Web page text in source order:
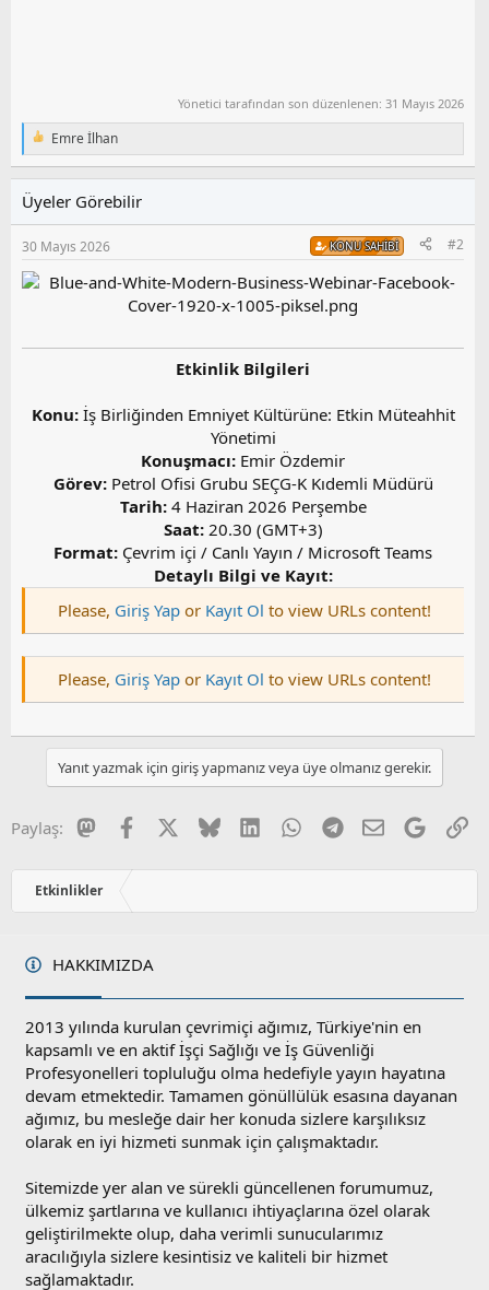
Yönetici tarafından son düzenlenen: 31 Mayıs 2026
T
e
p
k
e
r
:
Emre İlhan
Üyeler Görebilir
30 Mayıs 2026 KONU SAHIBI #2
Etkinlik Bilgileri
Konu:İş Birliğinden Emniyet Kültürüne: Etkin Müteahhit
Yönetimi
Konuşmacı: Emir Özdemir
Görev:Petrol Ofisi Grubu SEÇG-K Kıdemli Müdürü
Tarih:4 Haziran 2026 Perşembe
Saat:20.30 (GMT+3)
Format: Çevrim içi / Canlı Yayın / Microsoft Teams
Detaylı Bilgi ve Kayıt:
Please, Giriş Yap or Kayıt Ol to view URLs content!
Please, Giriş Yap or Kayıt Ol to view URLs content!
Yanıt yazmak için giriş yapmanız veya üye olmanız gerekir.
Paylaş: MastodonFacebook BlueskyLinkedInWhatsAppTelegram
E-postaGoogle
Etkinlikler
HAKKIMIZDA
2013 yılında kurulan çevrimiçi ağımız, Türkiye'nin en
kapsamlı ve en aktif İşçi Sağlığı ve İş Güvenliği
Profesyonelleri topluluğu olma hedefiyle yayın hayatına
devam etmektedir. Tamamen gönüllülük esasına dayanan
ağımız, bu mesleğe dair her konuda sizlere karşılıksız
olarak en iyi hizmeti sunmak için çalışmaktadır.
Sitemizde yer alan ve sürekli güncellenen forumumuz,
ülkemiz şartlarına ve kullanıcı ihtiyaçlarına özel olarak
geliştirilmekte olup, daha verimli sunucularımız
aracılığıyla sizlere kesintisiz ve kaliteli bir hizmet
sağlamaktadır.